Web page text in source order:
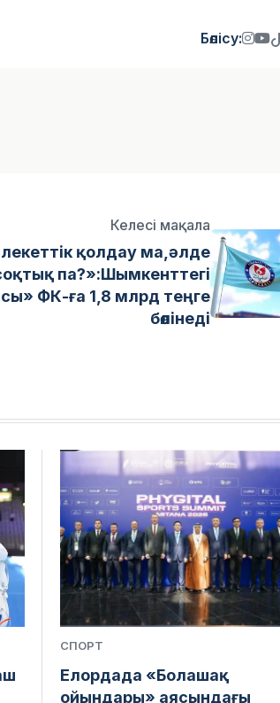
Бөлісу:
Келесі мақала
қолдау ма,әлде
па?»:Шымкенттегі
ФК-ға 1,8 млрд теңге
бөлінеді
СПОРТ
Елордада «Болашақ
ойындары» аясындағы